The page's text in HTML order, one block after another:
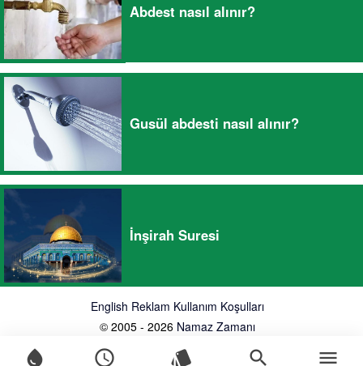
water_drop schedule style search menu
Abdest nasıl alınır?
Gusül abdesti nasıl alınır?
İnşirah Suresi
English Reklam Kullanım Koşulları
© 2005 - 2026 Namaz Zamanı